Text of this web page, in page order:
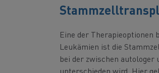
Eine der Therapieoptionen
Leukämien ist die
bei der zwischen autologer
unterschieden wird. Hier